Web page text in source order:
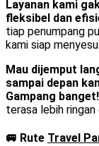
Layanan kami
fleksibel dan
tiap penumpang
kami siap
Mau dijemput
sampai depan
Gampang banget!
terasa lebih ringan
🚐 Rute Travel